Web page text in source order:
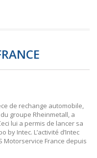
de rechange automobile,
groupe Rheinmetall, a
lui a permis de lancer sa
Intec. L’activité d’Intec
Motorservice France depuis